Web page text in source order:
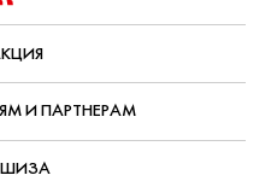
И ПАРТНЕРАМ